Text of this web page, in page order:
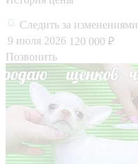
Следить за изменениями
9 июля 2026 120 000 ₽
Позвонить